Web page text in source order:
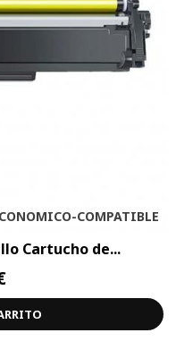
COMPATIBLE
Cartucho de...